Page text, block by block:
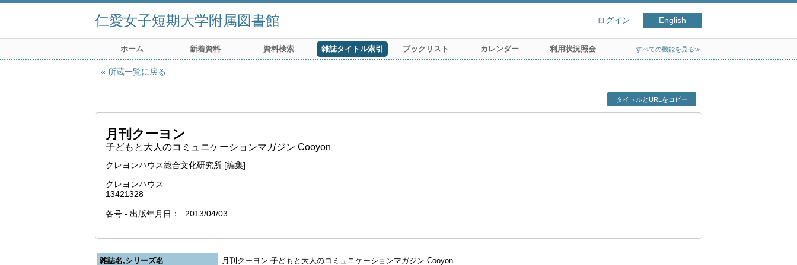
仁愛女子短期大学附属図書館 ログイン English
ホーム 新着資料 資料検索 雑誌タイトル索引 ブックリスト カレンダー 利用状況照会 すべての機能を見る≫
所蔵一覧に戻る
タイトルとURLをコピー
月刊クーヨン
子どもと大人のコミュニケーションマガジン Cooyon
クレヨンハウス総合文化研究所 [編集]
クレヨンハウス
13421328
各号 - 出版年月日 2013/04/03
雑誌名,シリーズ名 月刊クーヨン 子どもと大人のコミュニケーションマガジン Cooyon